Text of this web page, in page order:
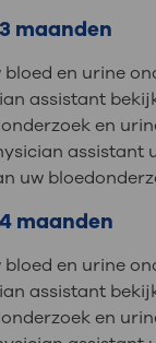
maanden
bloed en urine
assistant
en
assistant
uw
maanden
bloed en urine
assistant
en